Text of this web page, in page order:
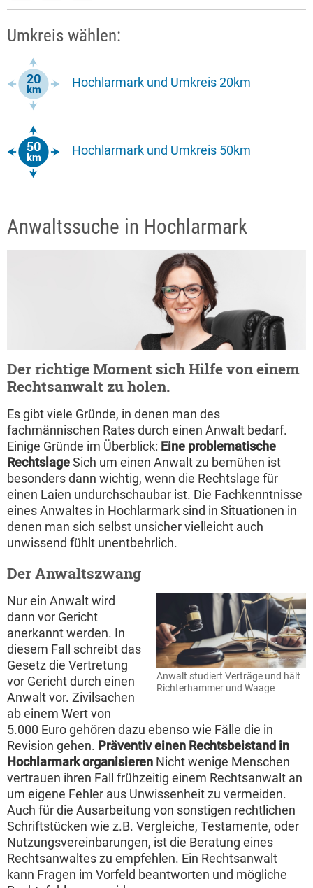
Umkreis wählen:
Hochlarmark und Umkreis 20km
Hochlarmark und Umkreis 50km
Anwaltssuche in Hochlarmark
Der richtige Moment sich Hilfe von einem
Rechtsanwalt zu holen.
Es gibt viele Gründe, in denen man des
fachmännischen Rates durch einen Anwalt bedarf.
Einige Gründe im Überblick: Eine problematische
RechtslageSich um einen Anwalt zu bemühen ist
besonders dann wichtig, wenn die Rechtslage für
einen Laien undurchschaubar ist. Die Fachkenntnisse
eines Anwaltes in Hochlarmark sind in Situationen in
denen man sich selbst unsicher vielleicht auch
unwissend fühlt unentbehrlich.
Der Anwaltszwang
Anwalt studiert Verträge und hält
Richterhammer und Waage
Nur ein Anwalt wird
dann vor Gericht
anerkannt werden. In
diesem Fall schreibt das
Gesetz die Vertretung
vor Gericht durch einen
Anwalt vor. Zivilsachen
ab einem Wert von
5.000 Euro gehören dazu ebenso wie Fälle die in
Revision gehen. Präventiv einen Rechtsbeistand in
Hochlarmark organisieren Nicht wenige Menschen
vertrauen ihren Fall frühzeitig einem Rechtsanwalt an
um eigene Fehler aus Unwissenheit zu vermeiden.
Auch für die Ausarbeitung von sonstigen rechtlichen
Schriftstücken wie z.B. Vergleiche, Testamente, oder
Nutzungsvereinbarungen, ist die Beratung eines
Rechtsanwaltes zu empfehlen. Ein Rechtsanwalt
kann Fragen im Vorfeld beantworten und mögliche